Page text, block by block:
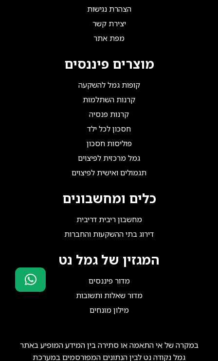
הצהרת נגישות
יצירת קשר
מפת אתר
מוצרים פיננסים
קופות גמל להשקעה
קרנות השתלמות
קרנות פנסיה
חסכון לכל ילד
פוליסות חסכון
גמל מרכזית לפיצוים
תגמולים ואישית לפיצוים
כלים ומחשבונים
מחשבון ריבית דריבית
דירוג בתי ההשקעות והחברות
המגזין של גמל נט
מדור פיננסים
מדור שאלות ותשובות
מילון מונחים
במקרה של אי התאמה או סתירה בין המידע המופיע באתר
גמל נקודה נט לבין הנתונים המפורסמים במערכת